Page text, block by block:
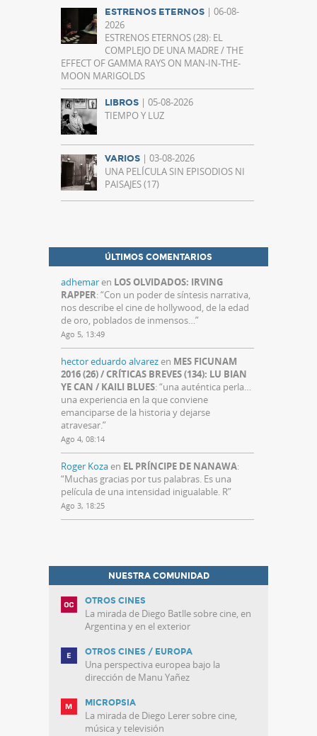
ESTRENOS ETERNOS | 06-08-
2026
ESTRENOS ETERNOS (28): EL
COMPLEJO DE UNA MADRE / THE
EFFECT OF GAMMA RAYS ON MAN-IN-THE-
MOON MARIGOLDS
LIBROS | 05-08-2026
TIEMPO Y LUZ
VARIOS | 03-08-2026
UNA PELÍCULA SIN EPISODIOS NI
PAISAJES (17)
ÚLTIMOS COMENTARIOS
adhemaren LOS OLVIDADOS: IRVING
RAPPER: “Con un poder de síntesis narrativa,
nos describe el cine de hollywood, de la edad
de oro, poblados de inmensos…”
Ago 5, 13:49
hector eduardo alvarezen MES FICUNAM
2016 (26) / CRÍTICAS BREVES (134): LU BIAN
YE CAN / KAILI BLUES: “una auténtica perla…
una experiencia en la que conviene
emanciparse de la historia y dejarse
atravesar.”
Ago 4, 08:14
Roger Kozaen EL PRÍNCIPE DE NANAWA:
“Muchas gracias por tus palabras. Es una
película de una intensidad inigualable. R”
Ago 3, 18:25
NUESTRA COMUNIDAD
OTROS CINES
La mirada de Diego Batlle sobre cine, en
Argentina y en el exterior
OTROS CINES / EUROPA
Una perspectiva europea bajo la
dirección de Manu Yañez
MICROPSIA
La mirada de Diego Lerer sobre cine,
música y televisión